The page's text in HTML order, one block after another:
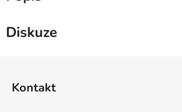
Diskuze
Kontakt